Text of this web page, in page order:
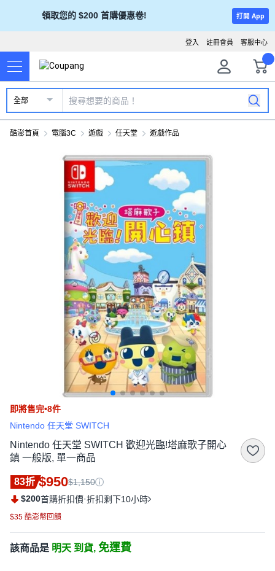
領取您的 $200 首購優惠卷! 打開 App
客服中心
註冊會員
登入
全部
酷澎首頁 電腦3C 遊戲 任天堂 遊戲作品
即將售完•8件
Nintendo 任天堂 SWITCH
Nintendo 任天堂 SWITCH 歡迎光臨!塔麻歌子開心
鎮 一般版, 單一商品
83折 $950$1,150
$200首購折扣價·折扣剩下10小時
$35 酷澎幣回饋
該商品是 明天 到貨, 免運費